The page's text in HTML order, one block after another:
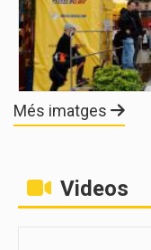
Més imatges
Videos